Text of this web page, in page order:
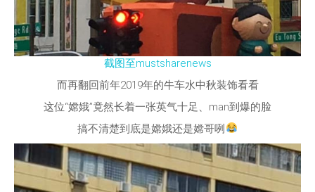
截图至mustsharenews
而再翻回前年2019年的牛车水中秋装饰看看
这位“嫦娥”竟然长着一张英气十足、man到爆的脸
搞不清楚到底是嫦娥还是嫦哥咧